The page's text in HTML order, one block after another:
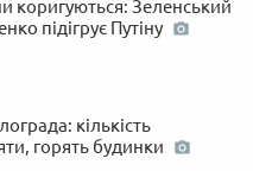
коригуються: Зеленський
підігрує Путіну
кількість
горять будинки